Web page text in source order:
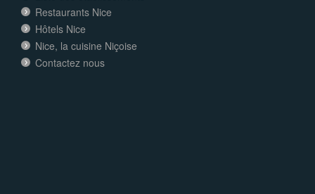
Restaurants Nice
Hôtels Nice
Nice, la cuisine Niçoise
Contactez nous